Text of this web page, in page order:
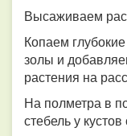
Высаживаем
Копаем
золы и
растения на
На полметра в
стебель у